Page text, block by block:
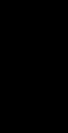
одежды.
Могу